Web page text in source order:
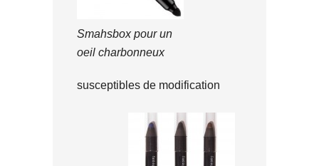
Smahsbox pour un
oeil charbonneux
susceptibles de modification